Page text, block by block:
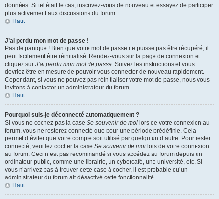
données. Si tel était le cas, inscrivez-vous de nouveau et essayez de participer
plus activement aux discussions du forum.
Haut
J’ai perdu mon mot de passe !
Pas de panique ! Bien que votre mot de passe ne puisse pas être récupéré, il
peut facilement être réinitialisé. Rendez-vous sur la page de connexion et
cliquez sur J’ai perdu mon mot de passe. Suivez les instructions et vous
devriez être en mesure de pouvoir vous connecter de nouveau rapidement.
Cependant, si vous ne pouvez pas réinitialiser votre mot de passe, nous vous
invitons à contacter un administrateur du forum.
Haut
Pourquoi suis-je déconnecté automatiquement ?
Si vous ne cochez pas la case Se souvenir de moi lors de votre connexion au
forum, vous ne resterez connecté que pour une période prédéfinie. Cela
permet d’éviter que votre compte soit utilisé par quelqu’un d’autre. Pour rester
connecté, veuillez cocher la case Se souvenir de moi lors de votre connexion
au forum. Ceci n’est pas recommandé si vous accédez au forum depuis un
ordinateur public, comme une librairie, un cybercafé, une université, etc. Si
vous n’arrivez pas à trouver cette case à cocher, il est probable qu’un
administrateur du forum ait désactivé cette fonctionnalité.
Haut